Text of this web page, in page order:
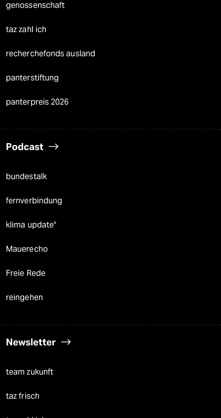
genossenschaft
taz zahl ich
recherchefonds ausland
panterstiftung
panterpreis 2026
Podcast
bundestalk
fernverbindung
klima update°
Mauerecho
Freie Rede
reingehen
Newsletter
team zukunft
taz frisch